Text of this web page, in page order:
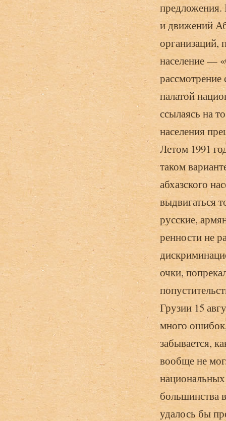
предложения.
и движений
организаций,
население —
рассмотрение
палатой
ссылаясь на
населения
Летом 1991
таком
абхазского
выдвигаться
русские,
ренности не
очки,
Грузии 15
много
забывается,
вообще не
национальных
большинства
удалось бы